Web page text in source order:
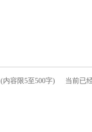
(内容限5至500字) 当前已